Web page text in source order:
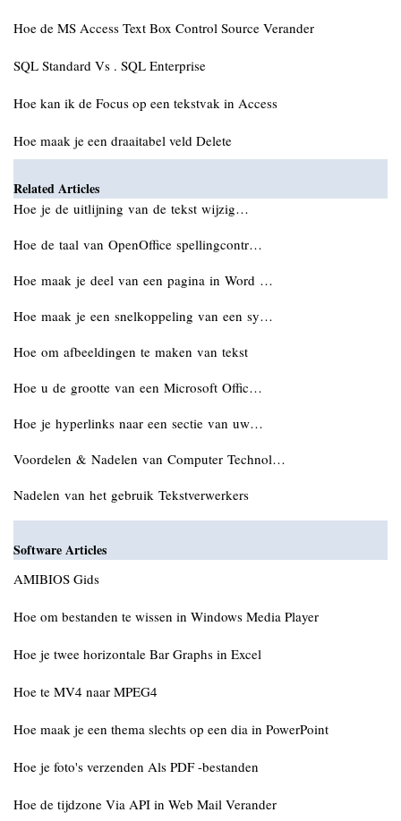
Hoe de MS Access Text Box Control Source Verander
SQL Standard Vs . SQL Enterprise
Hoe kan ik de Focus op een tekstvak in Access
Hoe maak je een draaitabel veld Delete
Related Articles
Hoe je de uitlijning van de tekst wijzig…
Hoe de taal van OpenOffice spellingcontr…
Hoe maak je deel van een pagina in Word …
Hoe maak je een snelkoppeling van een sy…
Hoe om afbeeldingen te maken van tekst
Hoe u de grootte van een Microsoft Offic…
Hoe je hyperlinks naar een sectie van uw…
Voordelen & Nadelen van Computer Technol…
Nadelen van het gebruik Tekstverwerkers
Software Articles
AMIBIOS Gids
Hoe om bestanden te wissen in Windows Media Player
Hoe je twee horizontale Bar Graphs in Excel
Hoe te MV4 naar MPEG4
Hoe maak je een thema slechts op een dia in PowerPoint
Hoe je foto's verzenden Als PDF -bestanden
Hoe de tijdzone Via API in Web Mail Verander